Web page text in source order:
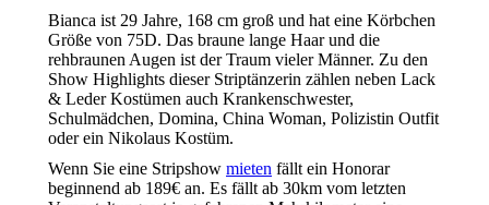
Bianca ist 29 Jahre, 168 cm groß und hat eine Körbchen
Größe von 75D. Das braune lange Haar und die
rehbraunen Augen ist der Traum vieler Männer. Zu den
Show Highlights dieser Striptänzerin zählen neben Lack
& Leder Kostümen auch Krankenschwester,
Schulmädchen, Domina, China Woman, Polizistin Outfit
oder ein Nikolaus Kostüm.
Wenn Sie eine Stripshow mieten fällt ein Honorar
beginnend ab 189€ an. Es fällt ab 30km vom letzten